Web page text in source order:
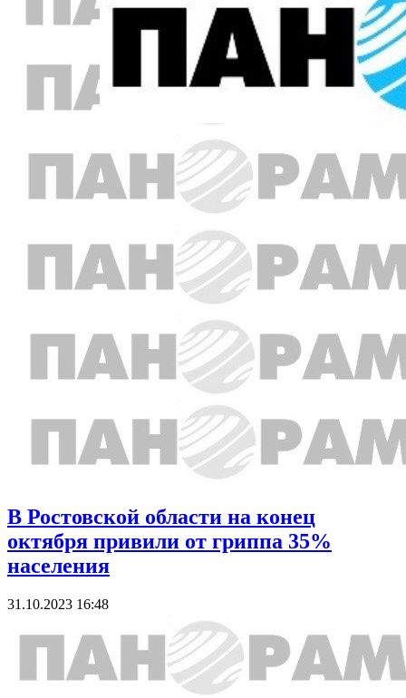
В Ростовской области на конец
октября привили от гриппа 35%
населения
31.10.2023 16:48